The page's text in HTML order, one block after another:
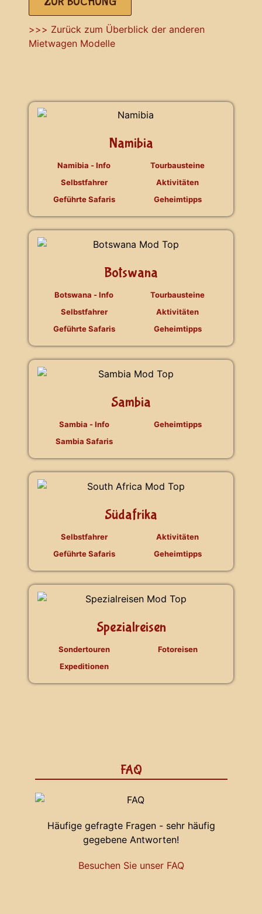
>>> Zurück zum Überblick der anderen
Mietwagen Modelle
Namibia
Namibia - Info
Selbstfahrer
Geführte Safaris
Tourbausteine
Aktivitäten
Geheimtipps
Botswana
Botswana - Info
Selbstfahrer
Geführte Safaris
Tourbausteine
Aktivitäten
Geheimtipps
Sambia
Sambia - Info
Sambia Safaris
Geheimtipps
Südafrika
Selbstfahrer
Geführte Safaris
Aktivitäten
Geheimtipps
Spezialreisen
Sondertouren
Expeditionen
Fotoreisen
FAQ
Häufige gefragte Fragen - sehr häufig
gegebene Antworten!
Besuchen Sie unser FAQ